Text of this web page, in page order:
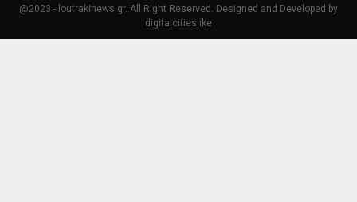
@2023 - loutrakinews.gr. All Right Reserved. Designed and Developed by
digitalcities ike